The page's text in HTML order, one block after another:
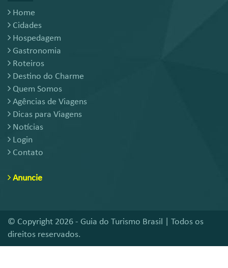
Home
Cidades
Hospedagem
Gastronomia
Roteiros
Destino do Charme
Quem Somos
Agências de Viagens
Dicas para Viagens
Notícias
Login
Contato
Anuncie
© Copyright 2026 - Guia do Turismo Brasil | Todos os
direitos reservados.